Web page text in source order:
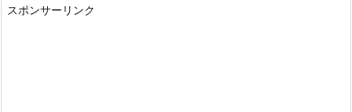
スポンサーリンク